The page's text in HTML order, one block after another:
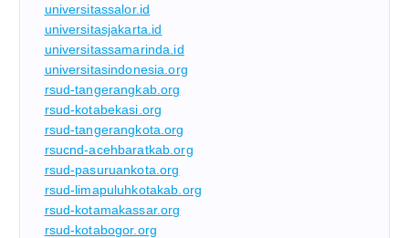
universitassalor.id
universitasjakarta.id
universitassamarinda.id
universitasindonesia.org
rsud-tangerangkab.org
rsud-kotabekasi.org
rsud-tangerangkota.org
rsucnd-acehbaratkab.org
rsud-pasuruankota.org
rsud-limapuluhkotakab.org
rsud-kotamakassar.org
rsud-kotabogor.org